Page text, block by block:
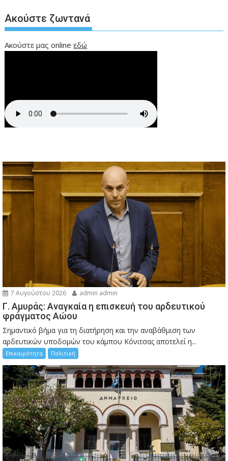
Ακούστε ζωντανά
Ακούστε μας onlineεδώ
7 Αυγούστου 2026 admin admin
Γ. Αμυράς: Αναγκαία η επισκευή του αρδευτικού
φράγματος Αώου
Σημαντικό βήμα για τη διατήρηση και την αναβάθμιση των
αρδευτικών υποδομών του κάμπου Κόνιτσας αποτελεί η...
Επικαιρότητα Πολιτική